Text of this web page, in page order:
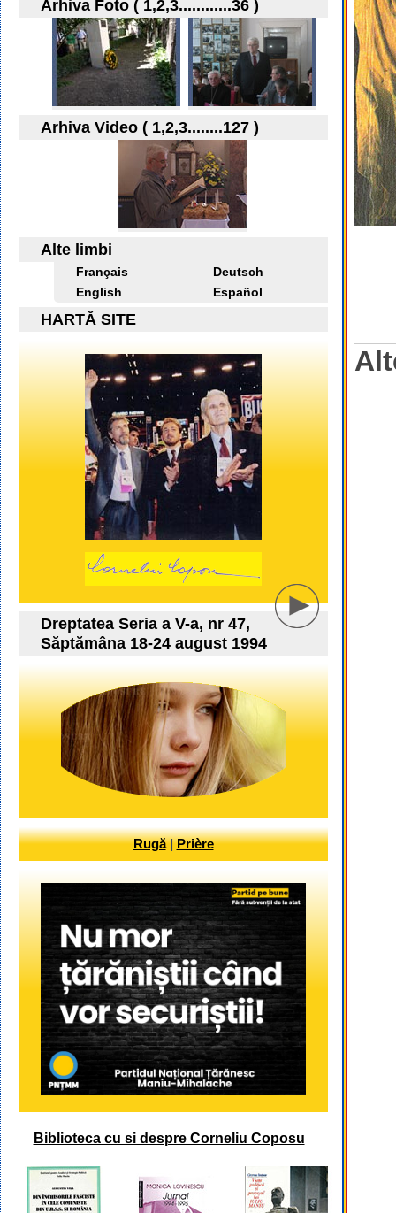
Arhiva Foto ( 1,2,3............36 )
Arhiva Video ( 1,2,3........127 )
Alte limbi
Français
Deutsch
English
Español
HARTĂ SITE
Dreptatea Seria a V-a, nr 47,
Săptămâna 18-24 august 1994
Rugă|Prière
Biblioteca cu si despre Corneliu Coposu